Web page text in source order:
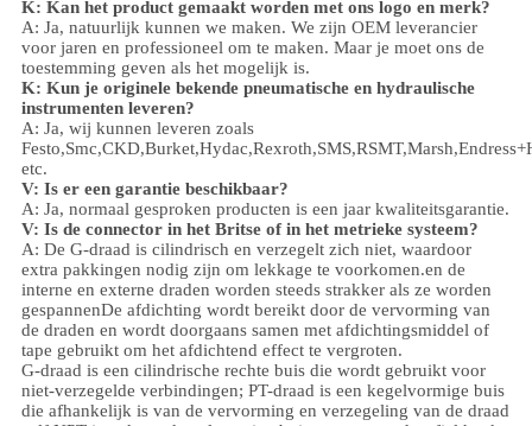
K: Kan het product gemaakt worden met ons logo en merk?
A: Ja, natuurlijk kunnen we maken. We zijn OEM leverancier
voor jaren en professioneel om te maken. Maar je moet ons de
toestemming geven als het mogelijk is.
K: Kun je originele bekende pneumatische en hydraulische
instrumenten leveren?
A: Ja, wij kunnen leveren zoals
etc.
V: Is er een garantie beschikbaar?
A: Ja, normaal gesproken producten is een jaar kwaliteitsgarantie.
V: Is de connector in het Britse of in het metrieke systeem?
A: De G-draad is cilindrisch en verzegelt zich niet, waardoor
extra pakkingen nodig zijn om lekkage te voorkomen.en de
interne en externe draden worden steeds strakker als ze worden
gespannenDe afdichting wordt bereikt door de vervorming van
de draden en wordt doorgaans samen met afdichtingsmiddel of
tape gebruikt om het afdichtend effect te vergroten.
G-draad is een cilindrische rechte buis die wordt gebruikt voor
niet-verzegelde verbindingen; PT-draad is een kegelvormige buis
die afhankelijk is van de vervorming en verzegeling van de draad